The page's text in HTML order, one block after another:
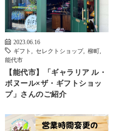
2023.06.16
ギフト
セレクトショップ, 柳町
能代市
【能代市】「ギャラリア ル・
ボヌール×ザ・ギフトショッ
プ」さんのご紹介